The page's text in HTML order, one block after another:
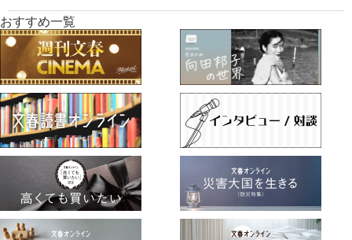
おすすめ一覧